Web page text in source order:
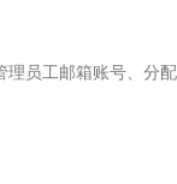
理员工邮箱账号、分配